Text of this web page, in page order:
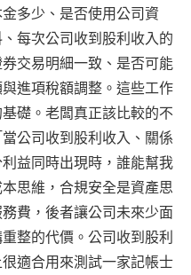
多少、是否使用公司資
每次公司收到股利收入的
交易明細一致、是否可能
進項稅額調整。這些工作
礎。老闆真正該比較的不
公司收到股利收入、關係
益同時出現時，誰能幫我
思維，合規安全是資產思
費，後者讓公司未來少面
整的代價。公司收到股利
適合用來測試一家記帳士